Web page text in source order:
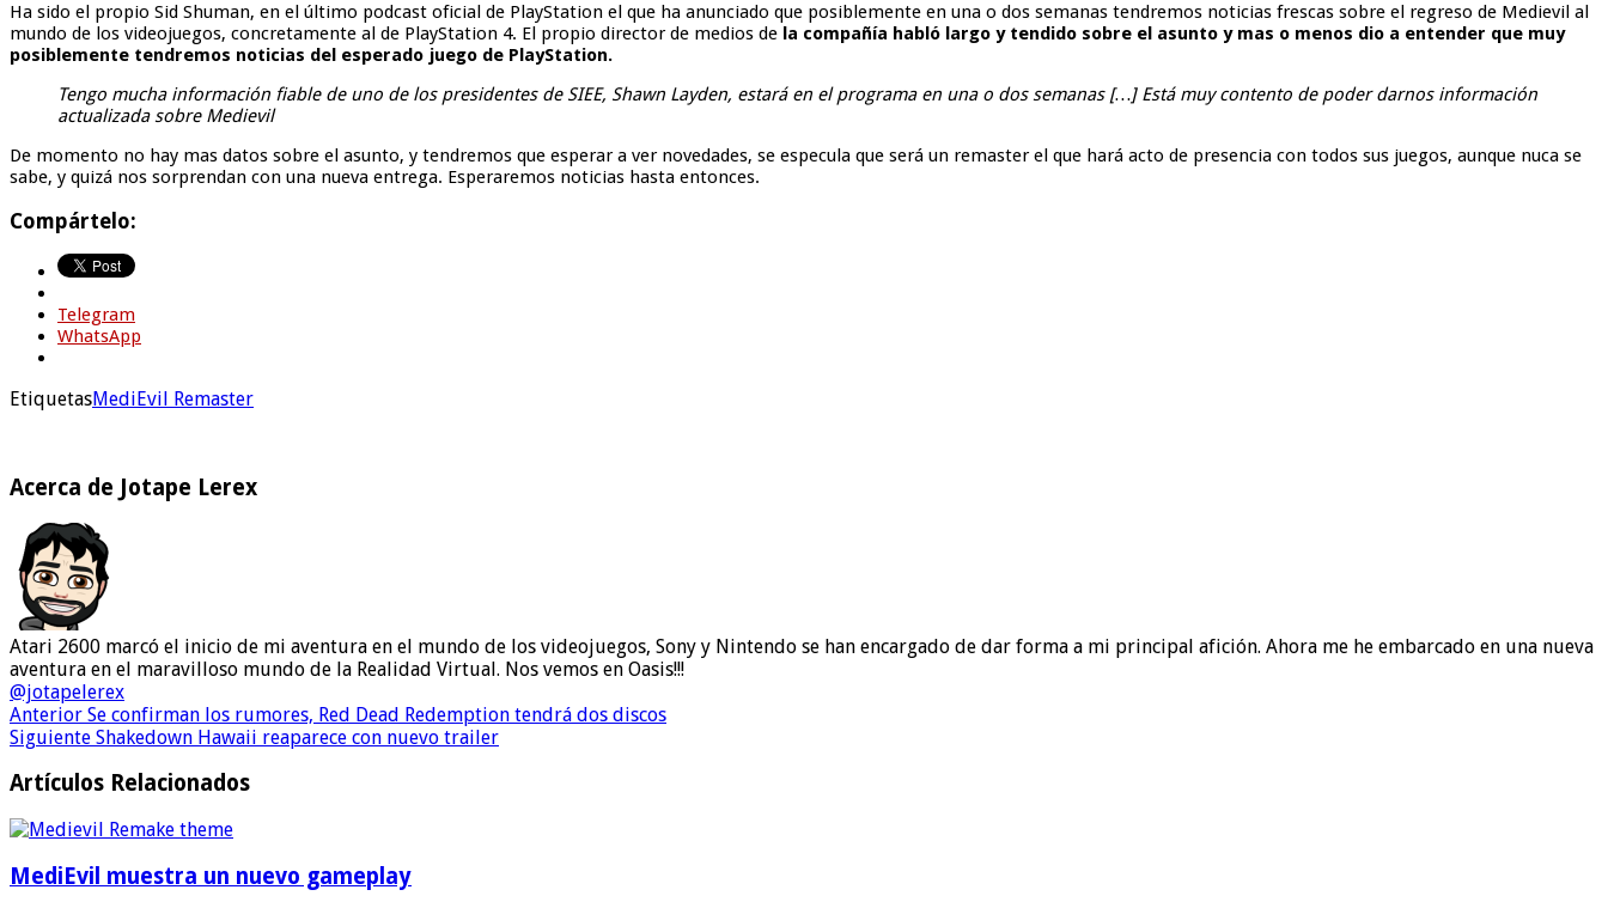
Ha sido el propio Sid Shuman, en el último podcast oficial de PlayStation el que ha anunciado que posiblemente en una o dos semanas tendremos noticias frescas sobre el regreso de Medievil al
mundo de los videojuegos, concretamente al de PlayStation 4. El propio director de medios de la compañía habló largo y tendido sobre el asunto y mas o menos dio a entender que muy
posiblemente tendremos noticias del esperado juego de PlayStation.
Tengo mucha información fiable de uno de los presidentes de SIEE, Shawn Layden, estará en el programa en una o dos semanas […] Está muy contento de poder darnos información
actualizada sobre Medievil
De momento no hay mas datos sobre el asunto, y tendremos que esperar a ver novedades, se especula que será un remaster el que hará acto de presencia con todos sus juegos, aunque nuca se
sabe, y quizá nos sorprendan con una nueva entrega. Esperaremos noticias hasta entonces.
Compártelo:
Telegram
WhatsApp
EtiquetasMediEvil Remaster
Acerca de Jotape Lerex
Atari 2600 marcó el inicio de mi aventura en el mundo de los videojuegos, Sony y Nintendo se han encargado de dar forma a mi principal afición. Ahora me he embarcado en una nueva
aventura en el maravilloso mundo de la Realidad Virtual. Nos vemos en Oasis!!!
@jotapelerex
Anterior Se confirman los rumores, Red Dead Redemption tendrá dos discos
Siguiente Shakedown Hawaii reaparece con nuevo trailer
Artículos Relacionados
MediEvil muestra un nuevo gameplay